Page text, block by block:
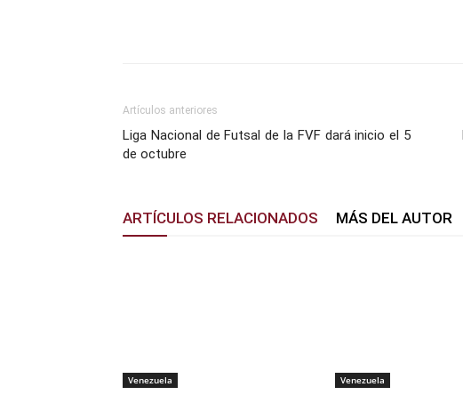
Artículos anteriores
Liga Nacional de Futsal de la FVF dará inicio el 5
de octubre
ARTÍCULOS RELACIONADOS MÁS DEL AUTOR
Venezuela Venezuela